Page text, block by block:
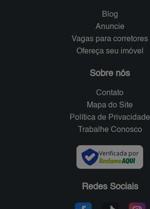
Blog
Anuncie
Vagas para corretores
Ofereça seu imóvel
Sobre nós
Contato
Mapa do Site
Política de Privacidade
Trabalhe Conosco
Verificada por
Redes Sociais